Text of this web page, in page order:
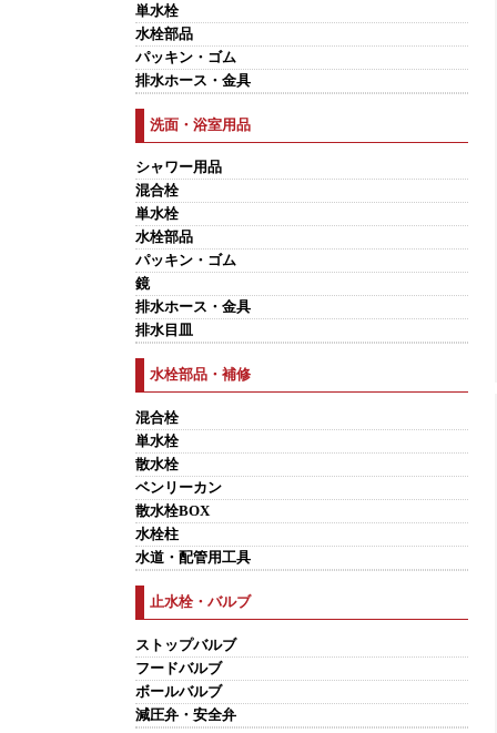
単水栓
水栓部品
パッキン・ゴム
排水ホース・金具
洗面・浴室用品
シャワー用品
混合栓
単水栓
水栓部品
パッキン・ゴム
鏡
排水ホース・金具
排水目皿
水栓部品・補修
混合栓
単水栓
散水栓
ベンリーカン
散水栓BOX
水栓柱
水道・配管用工具
止水栓・バルブ
ストップバルブ
フードバルブ
ボールバルブ
減圧弁・安全弁